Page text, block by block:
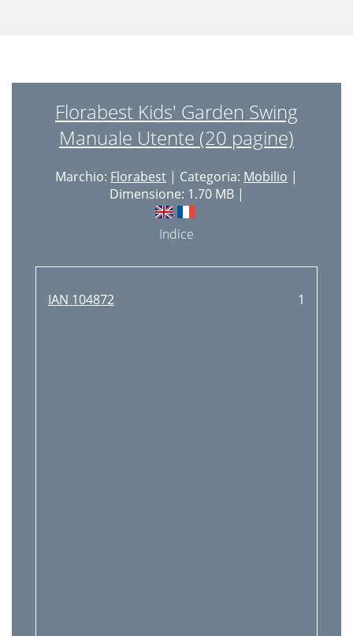
Florabest Kids' Garden Swing
Manuale Utente (20 pagine)
Marchio: Florabest | Categoria: Mobilio |
Dimensione: 1.70 MB |
Indice
IAN 104872 1